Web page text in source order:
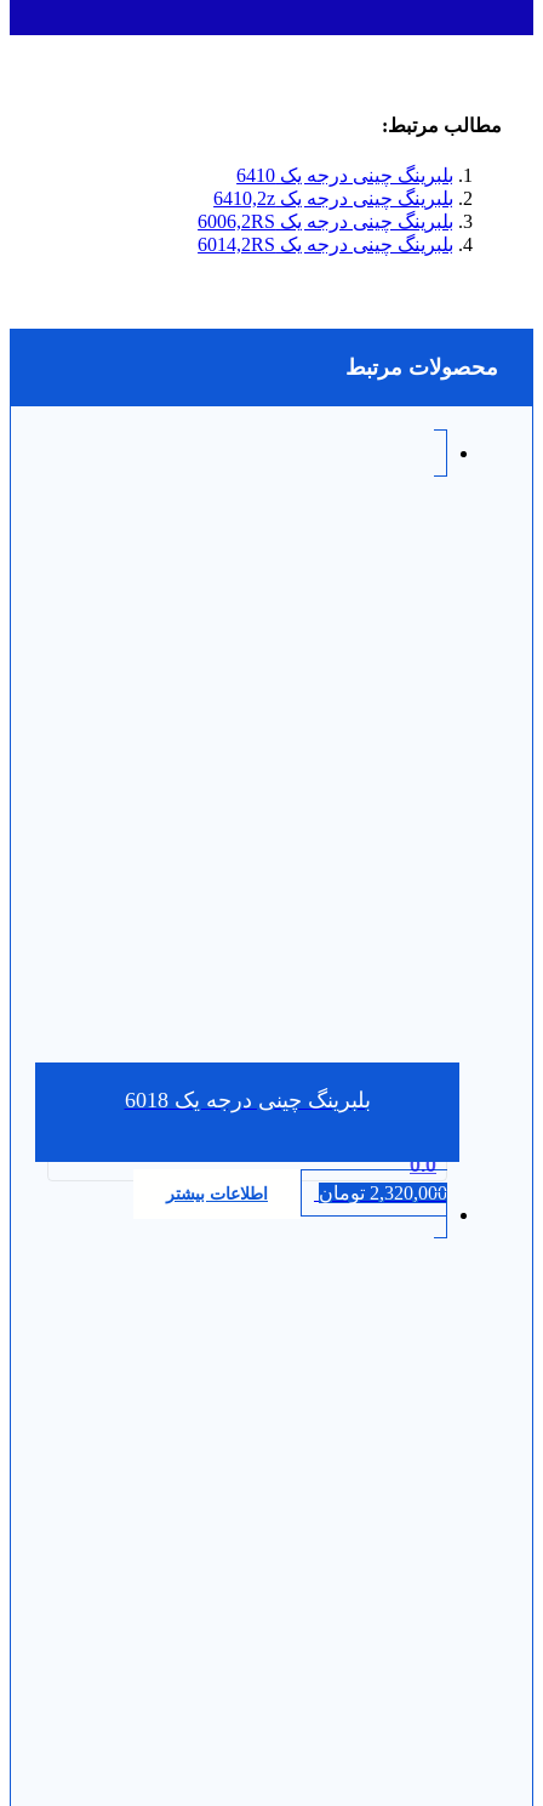
مطالب مرتبط:
بلبرینگ چینی درجه یک 6410
بلبرینگ چینی درجه یک 6410,2z
بلبرینگ چینی درجه یک 6006,2RS
بلبرینگ چینی درجه یک 6014,2RS
محصولات مرتبط
بلبرینگ چینی درجه یک 6018
0.0
2,320,000 تومان اطلاعات بیشتر